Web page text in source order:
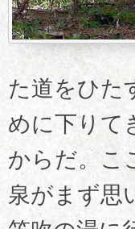
た道をひた
めに下りて
からだ。こ
泉がまず思